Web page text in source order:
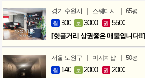
경기 수원시 | 스웨디시 | 65평
월 300 보 3000 권 5500
[핫플거리 상권좋은 매물입니다!!]
서울 노원구 | 마사지샵 | 50평
월 140 보 2000 권 2000